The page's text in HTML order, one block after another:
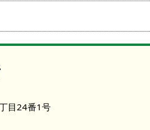
目24番1号